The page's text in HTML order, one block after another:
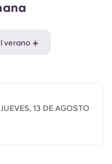
verano ☀️
13 DE AGOSTO